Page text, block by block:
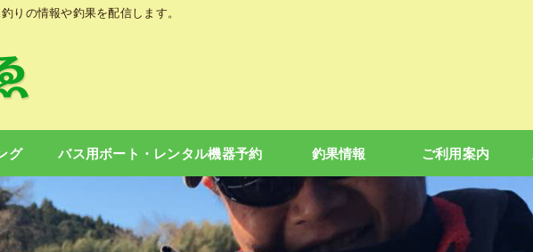
りの情報や釣果を配信します。
グ バス用ボート・レンタル機器予約 釣果情報 ご利用案内